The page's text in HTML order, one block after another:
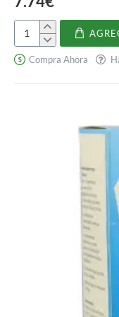
Productos
HPMC es un
lociones, cremas y
agua lo convierten en
productos. También
proporcionando una
La HPMC se utiliza a
polímeros para lograr
deseadas en
Construcción
Una de las
de la construcción. Se
cementos y morteros
de agua. La adición de
durabilidad de estos
aglutinante, evitando
Propolín
Compra Ahora